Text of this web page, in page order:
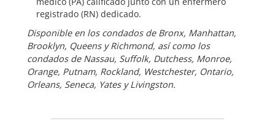
registrado (RN) dedicado.
Disponible en los condados de Bronx, Manhattan,
Brooklyn, Queens y Richmond, así como los
condados de Nassau, Suffolk, Dutchess, Monroe,
Orange, Putnam, Rockland, Westchester, Ontario,
Orleans, Seneca, Yates y Livingston.